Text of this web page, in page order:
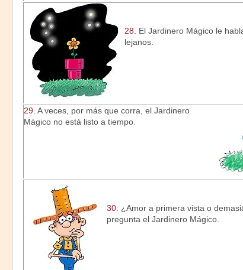
28.
El Jardinero Mágico le
lejanos.
29. A veces, por más que corra, el Jardinero
Mágico no está listo a tiempo.
30. ¿Amor a primera vista o
pregunta el Jardinero Mágico.